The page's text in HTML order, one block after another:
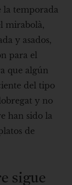
la temporada
mirabolà,
y asados,
para el
que algún
del tipo
y no
han sido la
de
sigue